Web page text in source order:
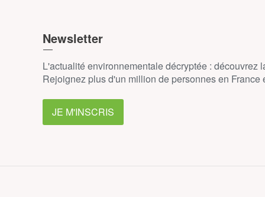
Newsletter
L'actualité environnementale décryptée : découvrez
Rejoignez plus d'un million de personnes en
JE M'INSCRIS